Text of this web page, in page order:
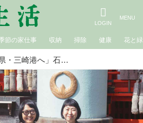
節の家仕事 収納 掃除 健康 花と緑
「神奈川県・三崎港へ」石井佳苗さん、真藤舞衣子さんと行く日帰り旅。猫のお出迎えに猫好き4人が大興奮！「海南神社」に参拝 ／天然生活編集部・八幡眞梨子